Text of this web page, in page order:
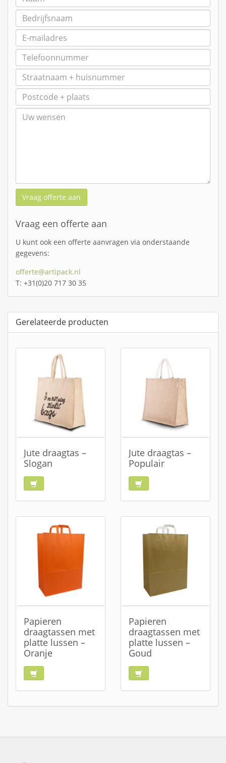
Vraag offerte aan
Vraag een offerte aan
U kunt ook een offerte aanvragen via onderstaande
gegevens:
offerte@artipack.nl
T: +31(0)20 717 30 35
Gerelateerde producten
Jute draagtas –
Slogan
Jute draagtas –
Populair
Papieren
draagtassen met
platte lussen –
Oranje
Papieren
draagtassen met
platte lussen –
Goud